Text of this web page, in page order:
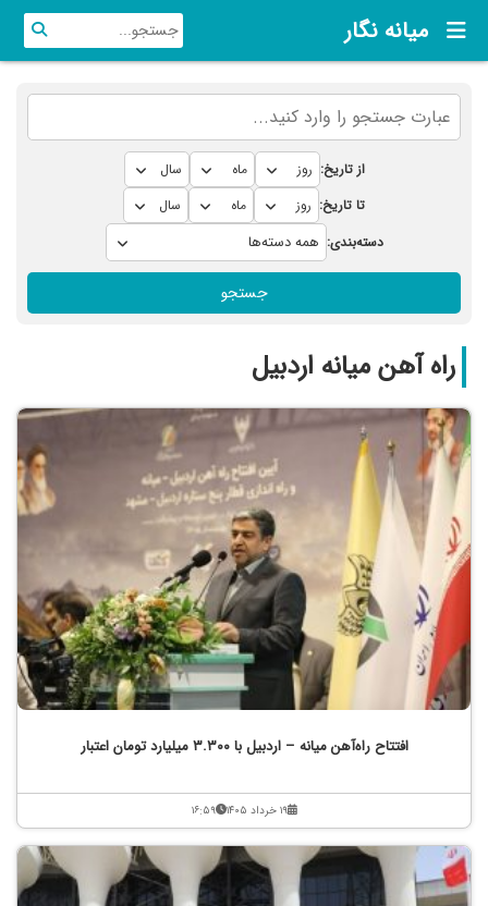
میانه نگار
از تاریخ:
تا تاریخ:
دسته‌بندی:
جستجو
راه آهن میانه اردبیل
افتتاح راه‌آهن میانه – اردبیل با ۳.۳۰۰ میلیارد تومان اعتبار
۱۹ خرداد ۱۴۰۵ ۱۶:۵۹